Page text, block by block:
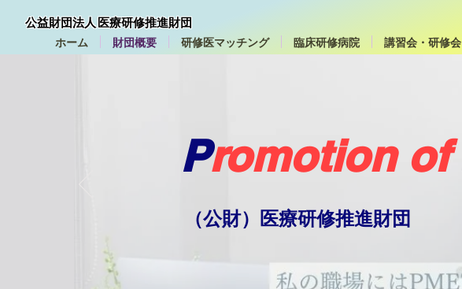
公益財団法人 医療研修推進財団
ホーム 財団概要 研修医マッチング 臨床研修病院 講習会・研修会
（公財）医療研修推進財団
Promotion of